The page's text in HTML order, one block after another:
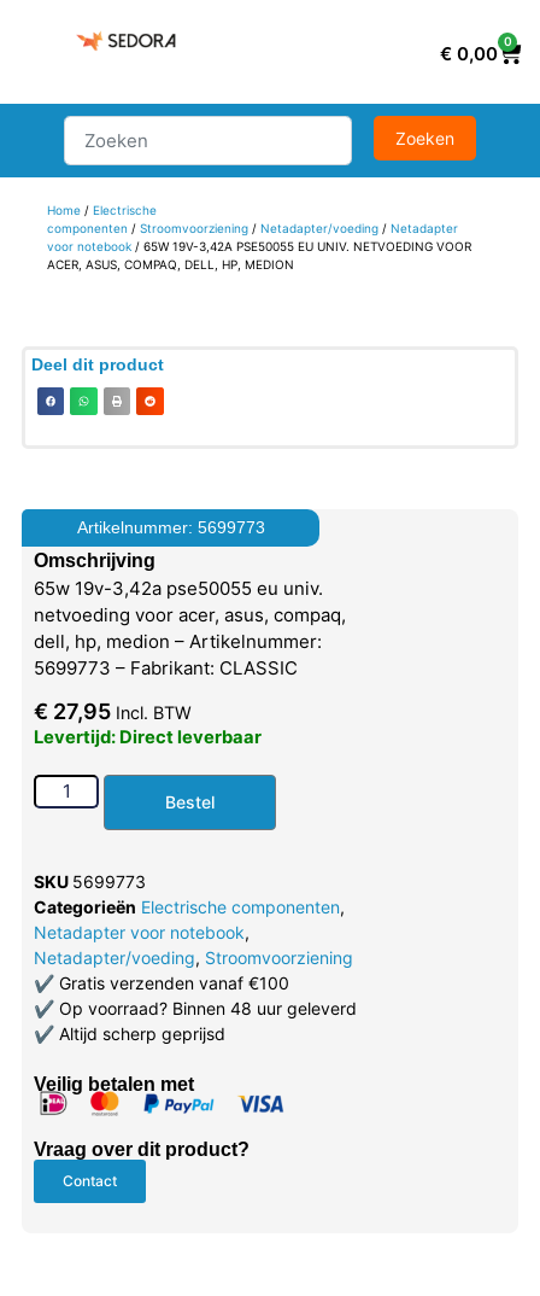
€ 0,00
0
Home/ Electrische
componenten / Stroomvoorziening/ Netadapter/voeding/ Netadapter
voor notebook/ 65W 19V-3,42A PSE50055 EU UNIV. NETVOEDING VOOR
ACER, ASUS, COMPAQ, DELL, HP, MEDION
Deel dit product
Artikelnummer: 5699773
Omschrijving
65w 19v-3,42a pse50055 eu univ.
netvoeding voor acer, asus, compaq,
dell, hp, medion – Artikelnummer:
5699773 – Fabrikant: CLASSIC
€ 27,95 Incl. BTW
Levertijd: Direct leverbaar
Bestel
SKU 5699773
Categorieën Electrische componenten,
Netadapter voor notebook,
Netadapter/voeding, Stroomvoorziening
✔Gratis verzenden vanaf €100
✔Op voorraad? Binnen 48 uur geleverd
✔Altijd scherp geprijsd
Veilig betalen met
Vraag over dit product?
Contact